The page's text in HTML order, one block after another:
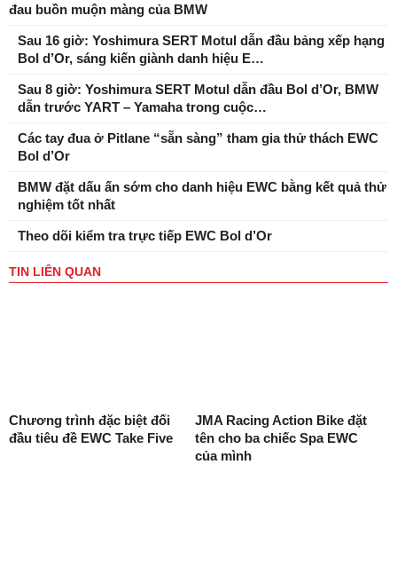
đau buồn muộn màng của BMW
Sau 16 giờ: Yoshimura SERT Motul dẫn đầu bảng xếp hạng
Bol d’Or, sáng kiến ​​giành danh hiệu E…
Sau 8 giờ: Yoshimura SERT Motul dẫn đầu Bol d’Or, BMW
dẫn trước YART – Yamaha trong cuộc…
Các tay đua ở Pitlane “sẵn sàng” tham gia thử thách EWC
Bol d’Or
BMW đặt dấu ấn sớm cho danh hiệu EWC bằng kết quả thử
nghiệm tốt nhất
Theo dõi kiểm tra trực tiếp EWC Bol d’Or
TIN LIÊN QUAN
Chương trình đặc biệt đối
đầu tiêu đề EWC Take Five
JMA Racing Action Bike đặt
tên cho ba chiếc Spa EWC
của mình